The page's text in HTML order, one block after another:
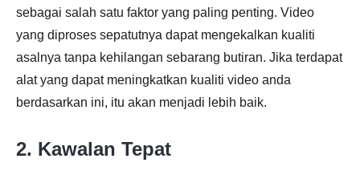
sebagai salah satu faktor yang paling penting. Video
yang diproses sepatutnya dapat mengekalkan kualiti
asalnya tanpa kehilangan sebarang butiran. Jika terdapat
alat yang dapat meningkatkan kualiti video anda
berdasarkan ini, itu akan menjadi lebih baik.
2. Kawalan Tepat